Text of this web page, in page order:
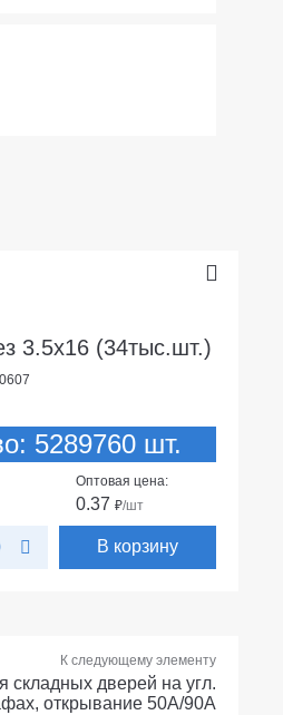
3.5х16 (34тыс.шт.)
5289760 шт.
Оптовая цена:
0.37₽/шт
В корзину
К следующему элементу
складных дверей на угл.
открывание 50А/90А